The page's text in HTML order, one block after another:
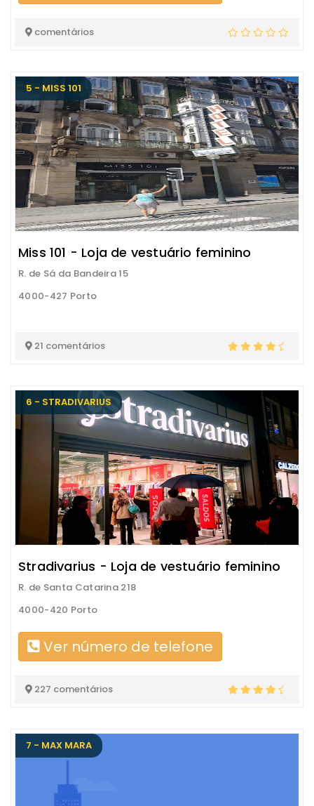
comentários
5 - MISS 101
Miss 101 - Loja de vestuário feminino
R. de Sá da Bandeira 15
4000-427 Porto
21 comentários
6 - STRADIVARIUS
Stradivarius - Loja de vestuário feminino
R. de Santa Catarina 218
4000-420 Porto
Ver número de telefone
227 comentários
7 - MAX MARA